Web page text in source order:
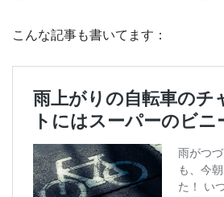
こんな記事も書いてます：